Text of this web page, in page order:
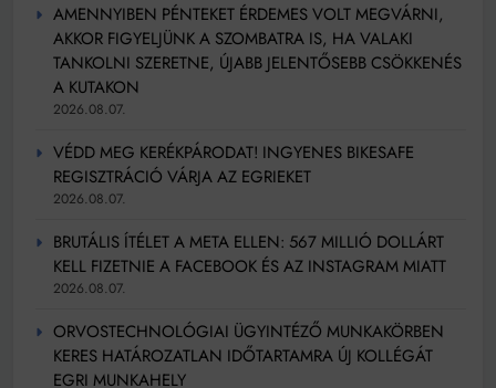
AMENNYIBEN PÉNTEKET ÉRDEMES VOLT MEGVÁRNI,
AKKOR FIGYELJÜNK A SZOMBATRA IS, HA VALAKI
TANKOLNI SZERETNE, ÚJABB JELENTŐSEBB CSÖKKENÉS
A KUTAKON
2026.08.07.
VÉDD MEG KERÉKPÁRODAT! INGYENES BIKESAFE
REGISZTRÁCIÓ VÁRJA AZ EGRIEKET
2026.08.07.
BRUTÁLIS ÍTÉLET A META ELLEN: 567 MILLIÓ DOLLÁRT
KELL FIZETNIE A FACEBOOK ÉS AZ INSTAGRAM MIATT
2026.08.07.
ORVOSTECHNOLÓGIAI ÜGYINTÉZŐ MUNKAKÖRBEN
KERES HATÁROZATLAN IDŐTARTAMRA ÚJ KOLLÉGÁT
EGRI MUNKAHELY